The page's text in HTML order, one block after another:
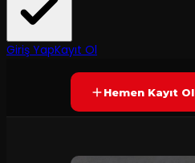
Giriş YapKayıt OlYAKINDA
Hemen Kayıt Ol